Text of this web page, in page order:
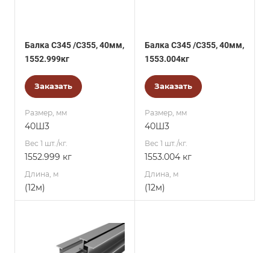
Балка С345 /С355, 40мм,
1552.999кг
Заказать
Размер, мм
40Ш3
Вес 1 шт./кг.
1552.999 кг
Длина, м
(12м)
Балка С345 /С355, 40мм,
1553.004кг
Заказать
Размер, мм
40Ш3
Вес 1 шт./кг.
1553.004 кг
Длина, м
(12м)